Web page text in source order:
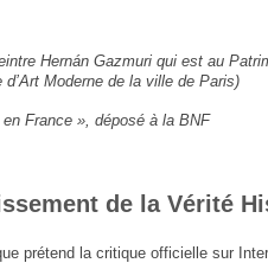
Hernán Gazmuri qui est au
Moderne de la ville de Paris)
France », déposé à la BNF
de la Vérité
prétend la critique officielle sur